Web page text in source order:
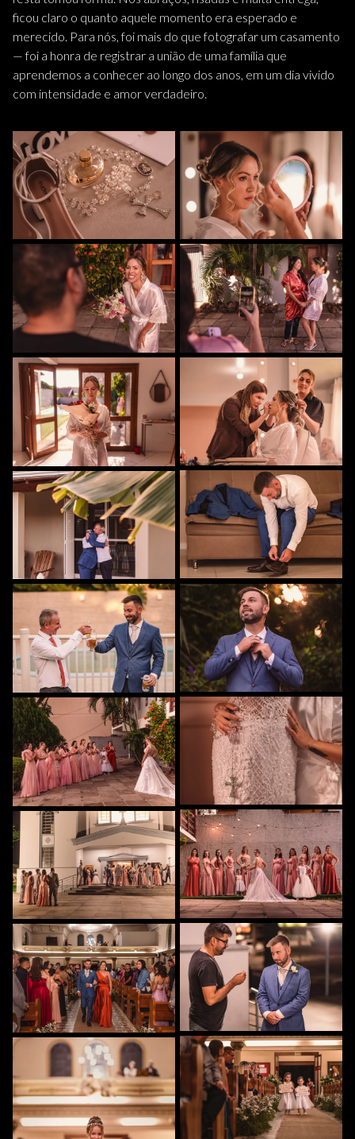
ficou claro o quanto aquele momento era esperado e
merecido. Para nós, foi mais do que fotografar um casamento
— foi a honra de registrar a união de uma família que
aprendemos a conhecer ao longo dos anos, em um dia vivido
com intensidade e amor verdadeiro.